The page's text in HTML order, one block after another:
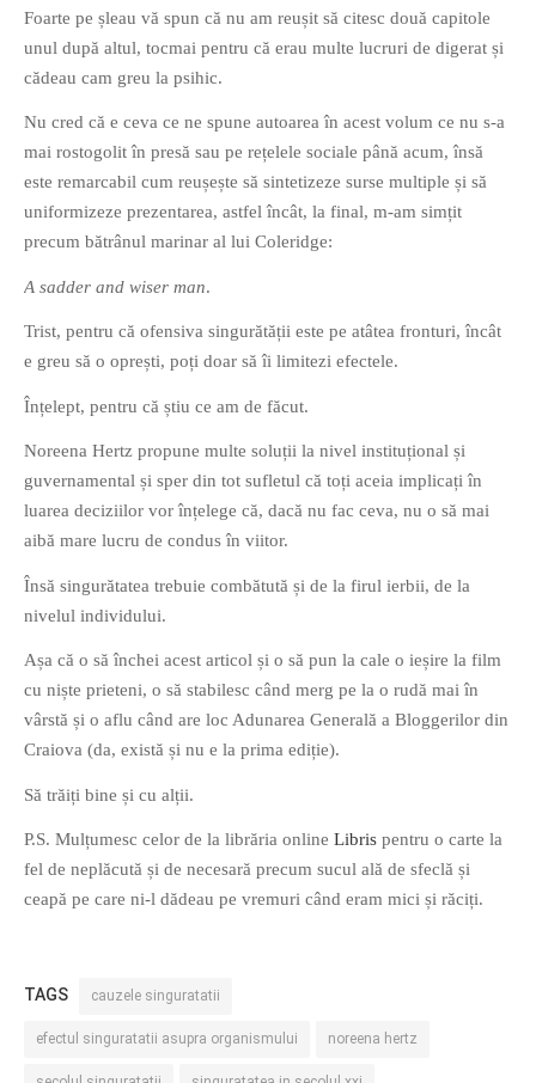
Ce fac?
Clasicul „Despre mine…”
Contact
Descarca povestirea Floare
Albastra!
Download 101 Movie
PRIETENI APROPIATI
Victor Sosea – Designer
GloryBox.ro
Vreau-schimbare.ro
Filme-Carti.ro
Foarte pe șleau vă spun că nu am reușit să citesc două capitole
unul după altul, tocmai pentru că erau multe lucruri de digerat și
cădeau cam greu la psihic.
Nu cred că e ceva ce ne spune autoarea în acest volum ce nu s-a
mai rostogolit în presă sau pe rețelele sociale până acum, însă
este remarcabil cum reușește să sintetizeze surse multiple și să
uniformizeze prezentarea, astfel încât, la final, m-am simțit
precum bătrânul marinar al lui Coleridge:
A sadder and wiser man.
Trist, pentru că ofensiva singurătății este pe atâtea fronturi, încât
e greu să o oprești, poți doar să îi limitezi efectele.
Înțelept, pentru că știu ce am de făcut.
Noreena Hertz propune multe soluții la nivel instituțional și
guvernamental și sper din tot sufletul că toți aceia implicați în
luarea deciziilor vor înțelege că, dacă nu fac ceva, nu o să mai
aibă mare lucru de condus în viitor.
Însă singurătatea trebuie combătută și de la firul ierbii, de la
nivelul individului.
Așa că o să închei acest articol și o să pun la cale o ieșire la film
cu niște prieteni, o să stabilesc când merg pe la o rudă mai în
vârstă și o aflu când are loc Adunarea Generală a Bloggerilor din
Craiova (da, există și nu e la prima ediție).
Să trăiți bine și cu alții.
P.S. Mulțumesc celor de la librăria online Libris pentru o carte la
fel de neplăcută și de necesară precum sucul ală de sfeclă și
ceapă pe care ni-l dădeau pe vremuri când eram mici și răciți.
TAGS cauzele singuratatii
efectul singuratatii asupra organismului noreena hertz